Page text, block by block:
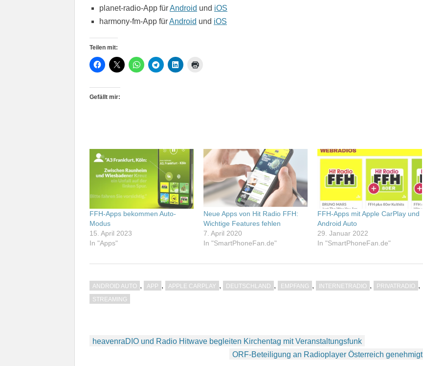
planet-radio-App fürAndroid und iOS
harmony-fm-App fürAndroid und iOS
Teilen mit:
Gefällt mir:
FFH-Apps bekommen Auto-
Modus
15. April 2023
In "Apps"
Neue Apps von Hit Radio FFH:
Wichtige Features fehlen
7. April 2020
In "SmartPhoneFan.de"
FFH-Apps mit Apple CarPlay und
Android Auto
29. Januar 2022
In "SmartPhoneFan.de"
ANDROID AUTO , APP , APPLE CARPLAY , DEUTSCHLAND , EMPFANG , INTERNETRADIO , PRIVATRADIO ,
STREAMING
Beitragsnavigation
heavenraDIO und Radio Hitwave begleiten Kirchentag mit Veranstaltungsfunk
ORF-Beteiligung an Radioplayer Österreich genehmigt